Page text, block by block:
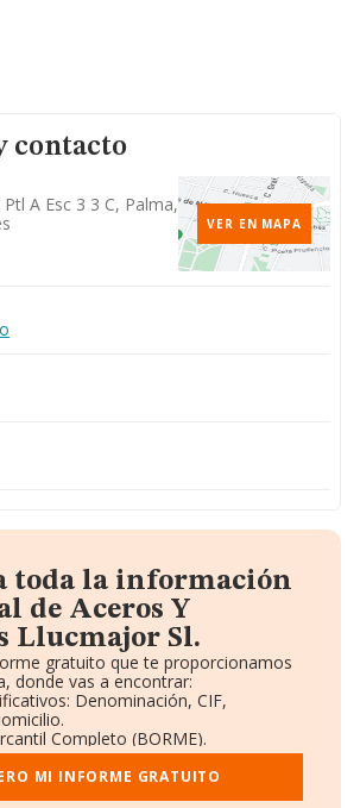
contacto
A Esc 3 3 C, Palma,
VER EN MAPA
toda la información
de Aceros Y
Llucmajor Sl.
gratuito que te proporcionamos
donde vas a encontrar:
Denominación, CIF,
Completo (BORME).
Ventas y Empleados.
Administración y Administradores.
MI INFORME GRATUITO